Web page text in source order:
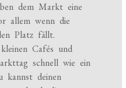
dem Markt eine
allem wenn die
Platz fällt.
Cafés und
schnell wie ein
kannst deinen